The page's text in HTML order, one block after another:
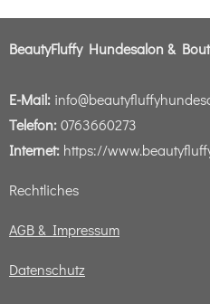
n
n
n
n
BeautyFluffy Hundesalon &
E-Mail:
Telefon:0763660273
Internet: https://
Rechtliches
AGB & Impressum
Datenschutz